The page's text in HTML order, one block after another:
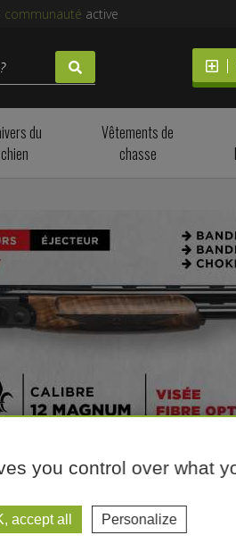
communauté active
du
chien
Vêtements de
chasse
you control over what
accept all Personalize